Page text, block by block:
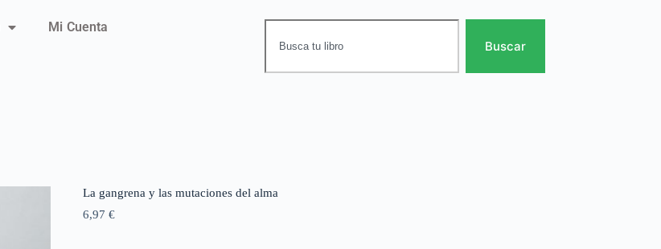
Mi Cuenta
Buscar
La gangrena y las mutaciones del alma
6,97 €